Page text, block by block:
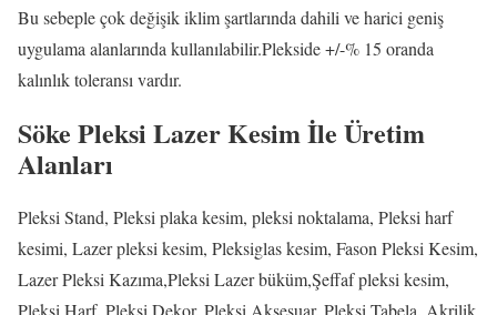
Bu sebeple çok değişik iklim şartlarında dahili ve harici geniş
uygulama alanlarında kullanılabilir.Plekside +/-% 15 oranda
kalınlık toleransı vardır.
Söke Pleksi Lazer Kesim İle Üretim
Alanları
Pleksi Stand, Pleksi plaka kesim, pleksi noktalama, Pleksi harf
kesimi, Lazer pleksi kesim, Pleksiglas kesim, Fason Pleksi Kesim,
Lazer Pleksi Kazıma,Pleksi Lazer büküm,Şeffaf pleksi kesim,
Pleksi Harf, Pleksi Dekor, Pleksi Aksesuar, Pleksi Tabela, Akrilik